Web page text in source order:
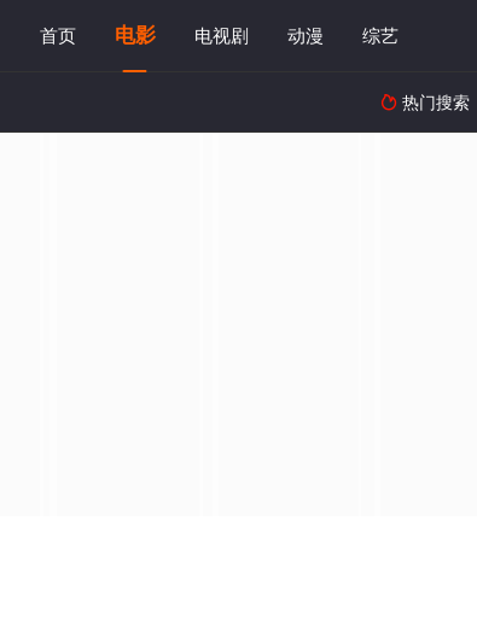
首页 电影 电视剧 动漫 综艺
 热门搜索